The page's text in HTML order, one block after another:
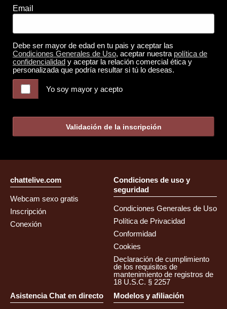
Email
Debe ser mayor de edad en tu pais y aceptar las
Condiciones Generales de Uso, aceptar nuestra política de
confidencialidad y aceptar la relación comercial ética y
personalizada que podría resultar si tú lo deseas.
Yo soy mayor y acepto
Validación de la inscripción
chattelive.com
Webcam sexo gratis
Inscripción
Conexión
Condiciones de uso y
seguridad
Condiciones Generales de Uso
Política de Privacidad
Conformidad
Cookies
Declaración de cumplimiento
de los requisitos de
mantenimiento de registros de
18 U.S.C. § 2257
Asistencia Chat en directo
Modelos y afiliación